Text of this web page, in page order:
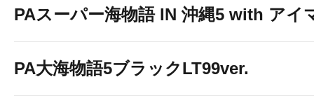
PAスーパー海物語 IN 沖縄5 with アイ
PA大海物語5ブラックLT99ver.